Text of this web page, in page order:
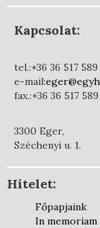
Kapcsolat:
tel.:+36 36 517 589
e-mail:
fax.:+36 36 517 589
3300 Eger,
Széchenyi u. 1.
Hitelet:
Főpapjaink
In memoriam